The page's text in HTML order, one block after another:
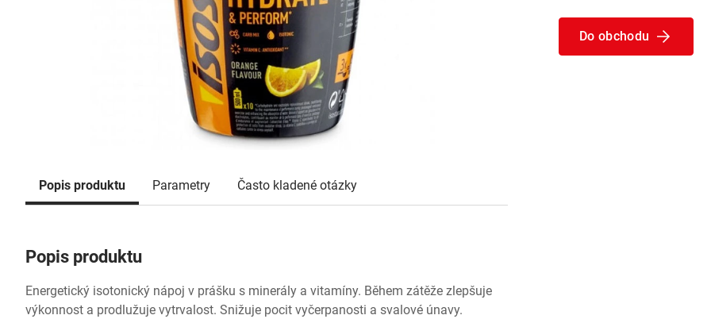
Popis produktu Parametry Často kladené otázky
Popis produktu
Energetický isotonický nápoj v prášku s minerály a vitamíny. Během zátěže zlepšuje
výkonnost a prodlužuje vytrvalost. Snižuje pocit vyčerpanosti a svalové únavy.
Do obchodu